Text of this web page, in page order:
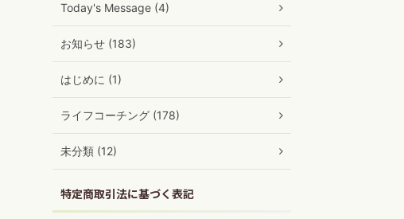
Today's Message (4)
お知らせ (183)
はじめに (1)
ライフコーチング (178)
未分類 (12)
特定商取引法に基づく表記